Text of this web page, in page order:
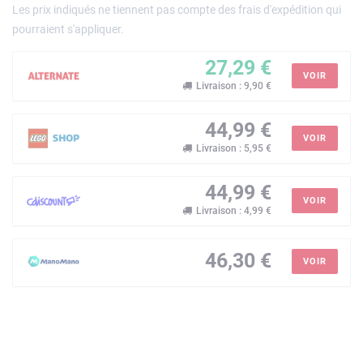
Les prix indiqués ne tiennent pas compte des frais d'expédition qui
pourraient s'appliquer.
27,29 €
Livraison : 9,90 €
VOIR
44,99 €
Livraison : 5,95 €
VOIR
44,99 €
Livraison : 4,99 €
VOIR
46,30 € VOIR